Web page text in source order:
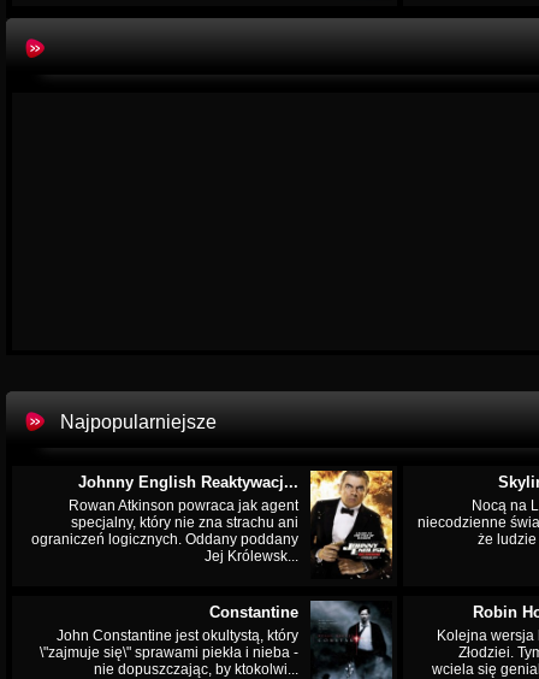
Najpopularniejsze
Johnny English Reaktywacj...
Rowan Atkinson powraca jak agent
specjalny, który nie zna strachu ani
ograniczeń logicznych. Oddany poddany
Jej Królewsk...
Nocą na
niecodzienne
że
Constantine
John Constantine jest okultystą, który
\"zajmuje się\" sprawami piekła i nieba -
nie dopuszczając, by ktokolwi...
Robin
Kolejna wersja
Złodziei.
wciela się